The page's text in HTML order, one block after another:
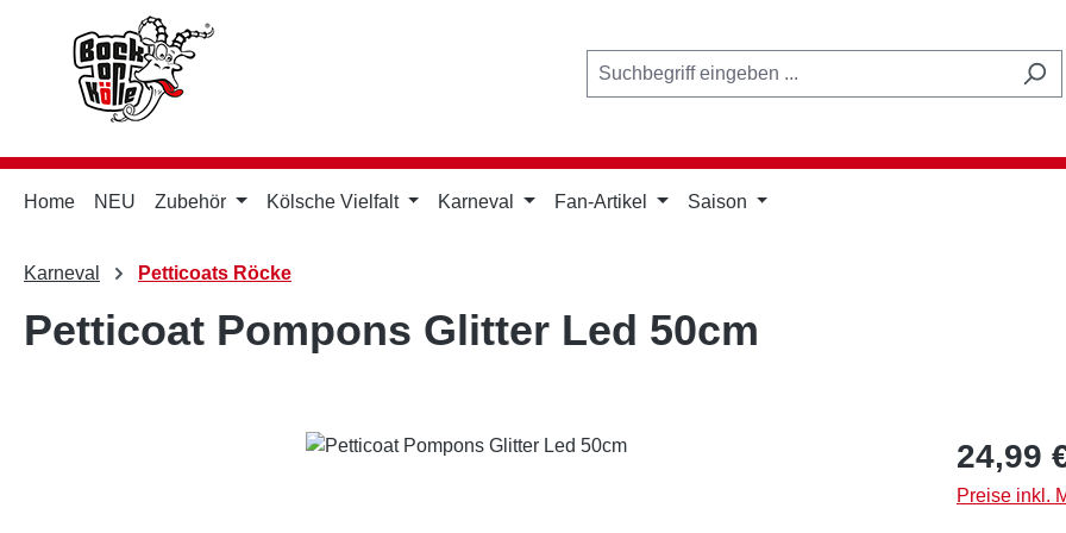
Hauptinhalt springen
Zur Suche springen
Zur Hauptnavigation springen
Home NEU Zubehör Kölsche Vielfalt Karneval Fan-Artikel Saison
Karneval Petticoats Röcke
Petticoat Pompons Glitter Led 50cm
Regulärer
24,99
Preise inkl.